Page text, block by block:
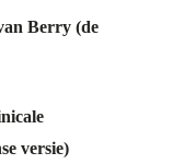
Berry (de
versie)